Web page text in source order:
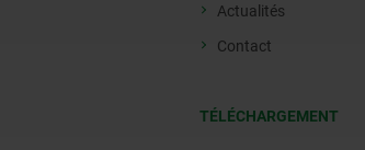
Actualités
Contact
TÉLÉCHARGEMENT